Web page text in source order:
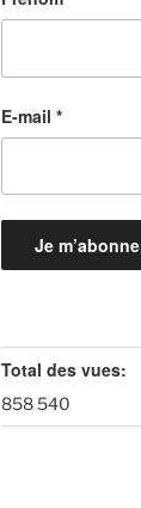
E-mail *
Total des vues:
858 540